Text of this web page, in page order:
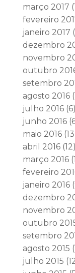
março 2017
fevereiro
janeiro 2017
dezembro
novembro
outubro
setembro
agosto 2016
julho 2016(6)
junho 2016
maio 2016
abril 2016(12)
março 2016
fevereiro
janeiro 2016
dezembro
novembro
outubro
setembro
agosto 2015
julho 2015